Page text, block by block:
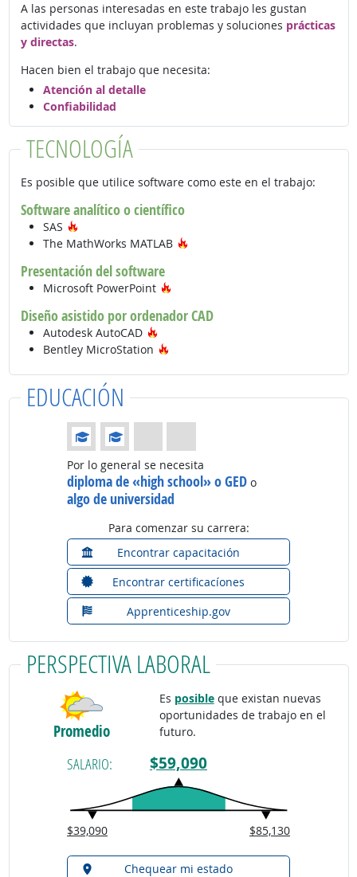
A las personas interesadas en este trabajo les gustan
actividades que incluyan problemas y soluciones prácticas
y directas.
Hacen bien el trabajo que necesita:
Atención al detalle
Confiabilidad
TECNOLOGÍA
Es posible que utilice software como este en el trabajo:
Software analítico o científico
SAS
The MathWorks MATLAB
Presentación del software
Microsoft PowerPoint
Diseño asistido por ordenador CAD
Autodesk AutoCAD
Bentley MicroStation
EDUCACIÓN
Educación: (Calificación 2 de 4)
Por lo general se necesita
diploma de «high school» o GED o
algo de universidad
Para comenzar su carrera:
Encontrar capacitación
Encontrar certificacíones
Apprenticeship.gov
PERSPECTIVA LABORAL
Promedio
Es posibleque existan nuevas
oportunidades de trabajo en el
futuro.
SALARIO: $59,090
$39,090 $85,130
Chequear mi estado